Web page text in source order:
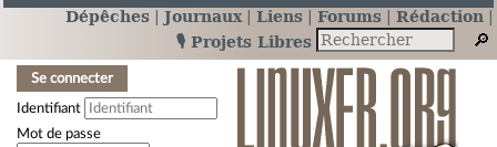
Dépêches Journaux Liens Forums
Rédaction
🎙️ Projets Libres
Se connecter
Identifiant
Mot de passe